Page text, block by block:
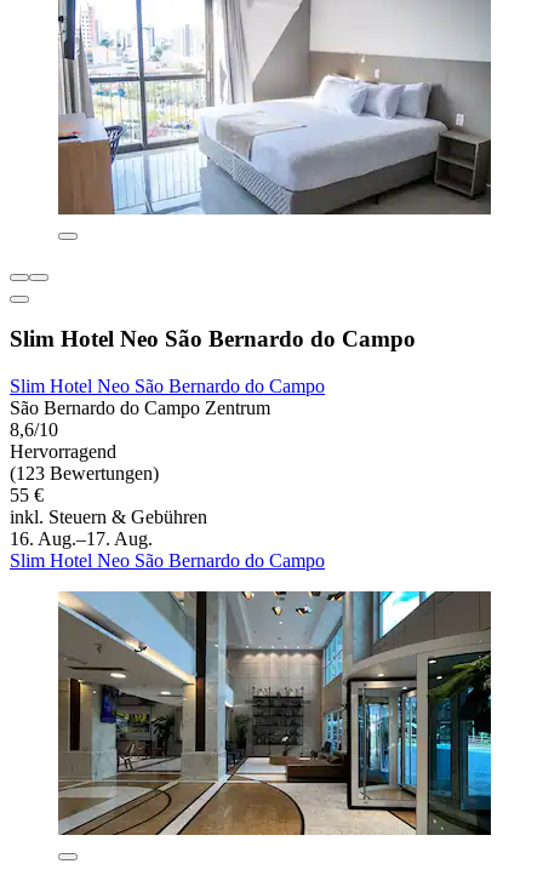
Slim Hotel Neo São Bernardo do Campo
Slim Hotel Neo São Bernardo do Campo
São Bernardo do Campo Zentrum
8,6/10
Hervorragend
(123 Bewertungen)
55 €
inkl. Steuern & Gebühren
16. Aug.–17. Aug.
Slim Hotel Neo São Bernardo do Campo